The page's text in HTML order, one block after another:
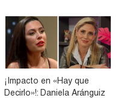
¡Impacto en «Hay que
Decirlo»!: Daniela Aránguiz